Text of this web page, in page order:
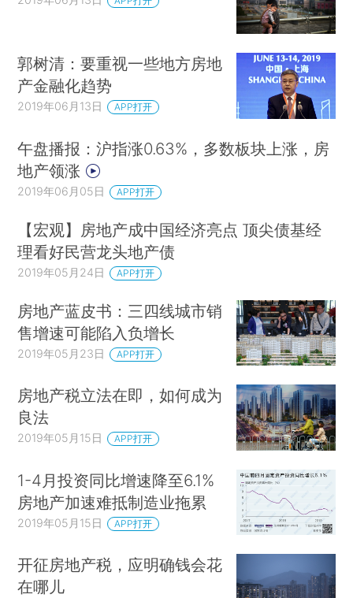
郭树清：要重视一些地方房地
产金融化趋势
2019年06月13日 APP打开
午盘播报：沪指涨0.63%，多数板块上涨，房
地产领涨
2019年06月05日 APP打开
【宏观】房地产成中国经济亮点 顶尖债基经
理看好民营龙头地产债
2019年05月24日 APP打开
房地产蓝皮书：三四线城市销
售增速可能陷入负增长
2019年05月23日 APP打开
房地产税立法在即，如何成为
良法
2019年05月15日 APP打开
1-4月投资同比增速降至6.1%
房地产加速难抵制造业拖累
2019年05月15日 APP打开
开征房地产税，应明确钱会花
在哪儿